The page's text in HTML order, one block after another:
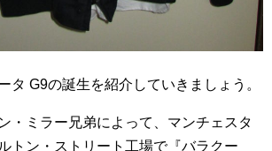
タ G9の誕生を紹介していきましょう。
・ミラー兄弟によって、マンチェスタ
トン・ストリート工場で『バラクー